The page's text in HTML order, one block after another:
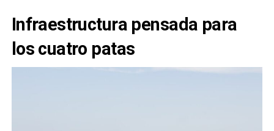
Infraestructura pensada para
los cuatro patas